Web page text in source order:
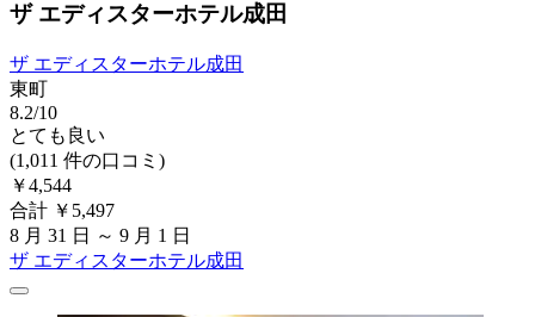
ザ エディスターホテル成田
ザ エディスターホテル成田
東町
8.2/10
とても良い
(1,011 件の口コミ)
￥4,544
合計 ￥5,497
8 月 31 日 ～ 9 月 1 日
ザ エディスターホテル成田